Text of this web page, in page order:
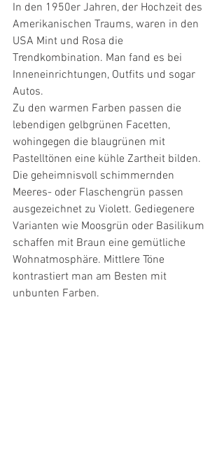
In den 1950er Jahren, der Hochzeit des
Amerikanischen Traums, waren in den
USA Mint und Rosa die
Trendkombination. Man fand es bei
Inneneinrichtungen, Outfits und sogar
Autos.
Zu den warmen Farben passen die
lebendigen gelbgrünen Facetten,
wohingegen die blaugrünen mit
Pastelltönen eine kühle Zartheit bilden.
Die geheimnisvoll schimmernden
Meeres- oder Flaschengrün passen
ausgezeichnet zu Violett. Gediegenere
Varianten wie Moosgrün oder Basilikum
schaffen mit Braun eine gemütliche
Wohnatmosphäre. Mittlere Töne
kontrastiert man am Besten mit
unbunten Farben.